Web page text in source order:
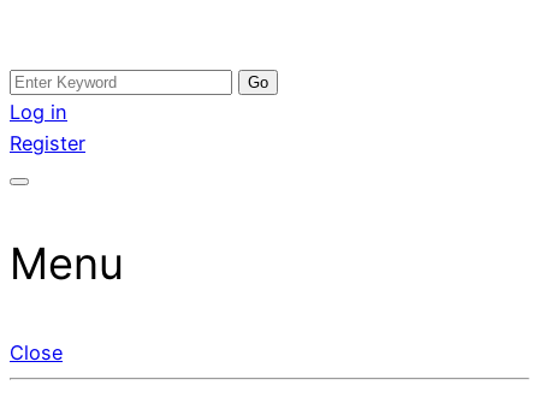
Skip
to
content
อสังหาโพสต์ รีวิวเยอะ รับจ้างโพสต์ขายบ้าน รับจ้างโพสต์อสัง
หา แตกต่างอย่างตั้งใจ รับรองผล อันดับ1 การโพสต์ขายอสังหา
กับทีมงานบริษัท บ้าน ที่ดิน คอนโด ติดGoogleหน้าแรกได้จริงๆ
รับจ้างโพสอสังหา ขายบ้าน อสังหาโพสต์ เชื่อถือได้จริง รับ
โพสต์ ที่ดิน กับทีมงานบริษัท ถูกและดีที่สุด ไม่มีค่านายหน้า
ขายได้จริงๆ ช่วยสร้างโอกาสในการขายได้มากกว่า ที่เดียว ที่
Search
for:
Log in
Register
Menu
Close